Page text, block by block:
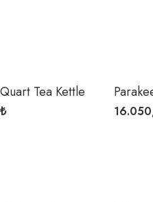
Tea Kettle
Kettle